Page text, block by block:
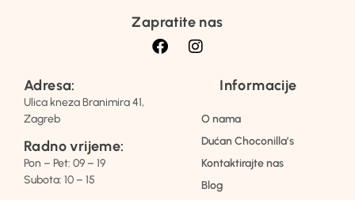
Zapratite nas
Adresa:
Ulica kneza Branimira 41,
Zagreb
Radno vrijeme:
Pon – Pet: 09 – 19
Subota: 10 – 15
Informacije
O nama
Dućan Choconilla’s
Kontaktirajte nas
Blog